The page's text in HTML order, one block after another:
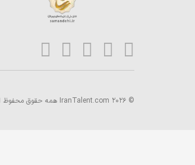
© 2026 IranTalent.com همه حقوق محفوظ